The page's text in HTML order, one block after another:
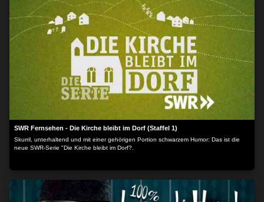
SWR Fernsehen - Die Kirche bleibt im Dorf (Staffel 1)
Skurril, unterhaltend und mit einer gehörigen Portion schwarzem Humor: Das ist die
neue SWR-Serie "Die Kirche bleibt im Dorf?.